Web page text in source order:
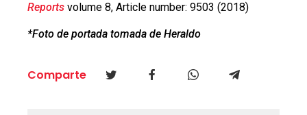
Reportsvolume 8, Article number: 9503 (2018)
*Foto de portada tomada de Heraldo
Comparte